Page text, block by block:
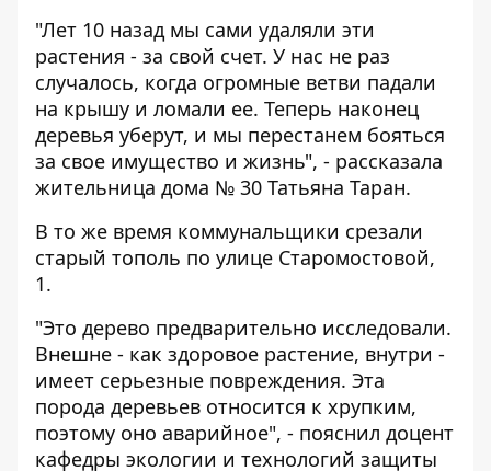
"Лет 10 назад мы сами удаляли эти
растения - за свой счет. У нас не раз
случалось, когда огромные ветви падали
на крышу и ломали ее. Теперь наконец
деревья уберут, и мы перестанем бояться
за свое имущество и жизнь", - рассказала
жительница дома № 30 Татьяна Таран.
В то же время коммунальщики срезали
старый тополь по улице Старомостовой,
1.
"Это дерево предварительно исследовали.
Внешне - как здоровое растение, внутри -
имеет серьезные повреждения. Эта
порода деревьев относится к хрупким,
поэтому оно аварийное", - пояснил доцент
кафедры экологии и технологий защиты